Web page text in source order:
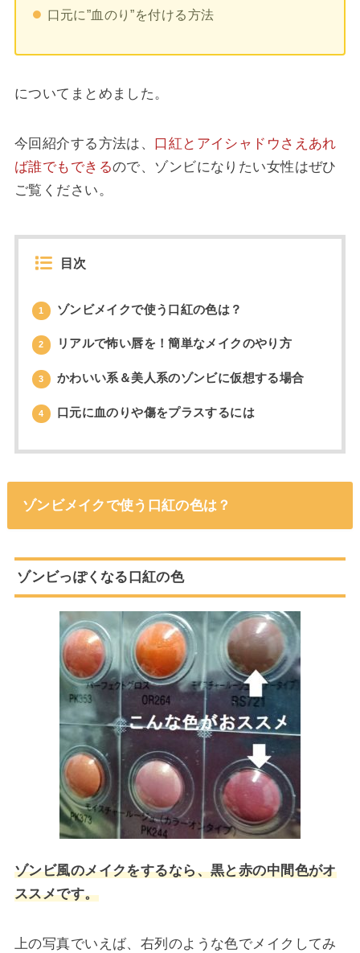
口元に”血のり”を付ける方法
についてまとめました。
今回紹介する方法は、 口紅とアイシャドウさえあれ
ば誰でもできるので、ゾンビになりたい女性はぜひ
ご覧ください。
目次
1 ゾンビメイクで使う口紅の色は？
2 リアルで怖い唇を！簡単なメイクのやり方
3 かわいい系＆美人系のゾンビに仮想する場合
4 口元に血のりや傷をプラスするには
ゾンビメイクで使う口紅の色は？
ゾンビっぽくなる口紅の色
ゾンビ風のメイクをするなら、黒と赤の中間色がオ
ススメです。
上の写真でいえば、右列のような色でメイクしてみ